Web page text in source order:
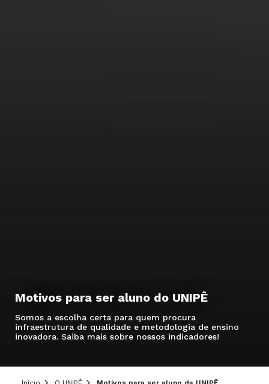
Motivos para ser aluno do UNIPÊ
Somos a escolha certa para quem procura
infraestrutura de qualidade e metodologia de ensino
inovadora. Saiba mais sobre nossos indicadores!